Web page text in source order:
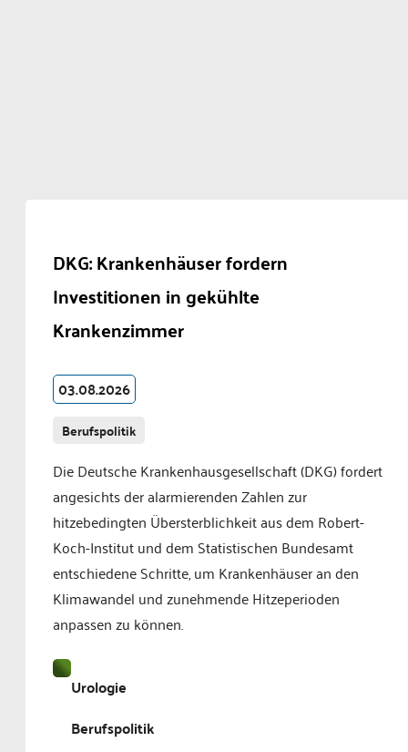
DKG: Krankenhäuser fordern
Investitionen in gekühlte
Krankenzimmer
03.08.2026
Berufspolitik
Die Deutsche Krankenhausgesellschaft (DKG) fordert
angesichts der alarmierenden Zahlen zur
hitzebedingten Übersterblichkeit aus dem Robert-
Koch-Institut und dem Statistischen Bundesamt
entschiedene Schritte, um Krankenhäuser an den
Klimawandel und zunehmende Hitzeperioden
anpassen zu können.
Urologie
Berufspolitik